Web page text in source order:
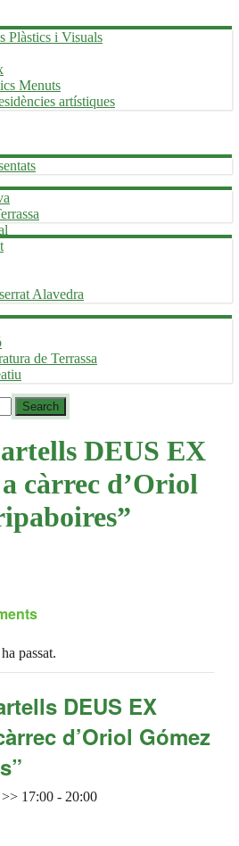
Plàstics i Visuals
Menuts
artístiques
Alavedra
de Terrassa
DEUS EX
càrrec d’Oriol
passat.
DEUS EX
d’Oriol Gómez
>> 17:00 - 20:00